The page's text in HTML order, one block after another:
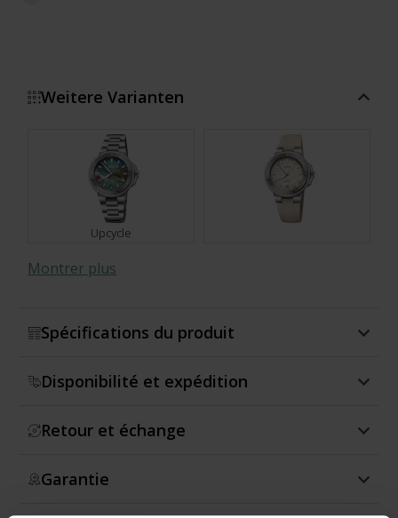
Weitere Varianten
Upcycle
Taste of Summer
Montrer plus
Spécifications du produit
Disponibilité et expédition
Retour et échange
Garantie